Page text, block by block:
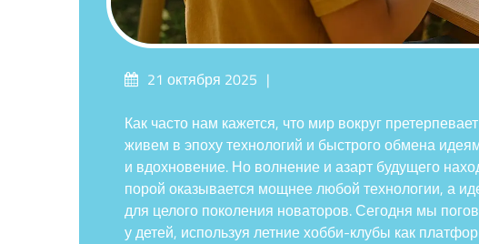
Опубликовано
21 октября 2025
Как часто нам кажется, что мир вокруг
живем в эпоху технологий и быстрого обмена
и вдохновение. Но волнение и азарт будущего
порой оказывается мощнее любой технологии, а
для целого поколения новаторов. Сегодня мы
у детей, используя летние хобби-клубы как